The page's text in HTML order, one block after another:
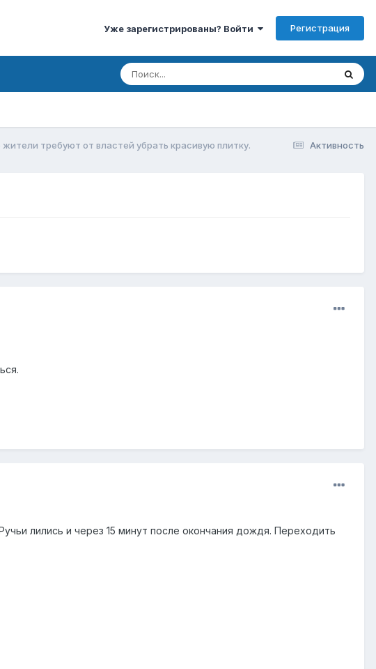
Уже зарегистрированы? Войти Регистрация
Активность
жители требуют от властей убрать красивую плитку.
лились и через 15 минут после окончания дождя. Переходить